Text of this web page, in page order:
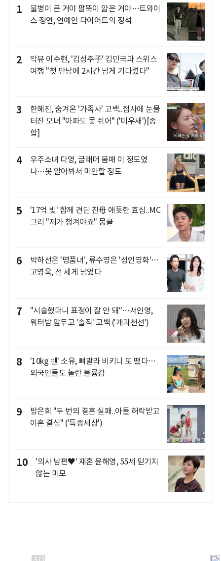
1
물병이 큰 거야 팔뚝이 얇은 거야…트와이
스 정연, 연예인 다이어트의 정석
2
악뮤 이수현, '김성주子' 김민국과 스위스
여행 "첫 만남에 2시간 넘게 기다렸다"
3
한혜진, 숨겨온 '가족사' 고백..점사에 눈물
터진 모녀 "아파도 못 쉬어" ('미우새')[종
합]
4
우주소녀 다영, 글래머 몸매 이 정도였
나…못 알아봐서 미안할 정도
5
'17억 빚' 함께 견딘 친母 애틋한 효심..MC
그리 "제가 챙겨야죠" 뭉클
6
박하선은 '명품녀', 류수영은 '성인영화'…
고영욱, 선 세게 넘었다
7
"시술했더니 표정이 잘 안 돼"…서인영,
워터밤 앞두고 '솔직' 고백 ('개과천선')
8
'10kg 뺀' 소유, 뼈말라 비키니 또 떴다…
외국인들도 놀란 볼륨감
9
방은희 "두 번의 결혼 실패..아들 허락받고
이혼 결심" ('특종세상')
10
'의사 남편♥' 재혼 윤해영, 55세 믿기지
않는 미모